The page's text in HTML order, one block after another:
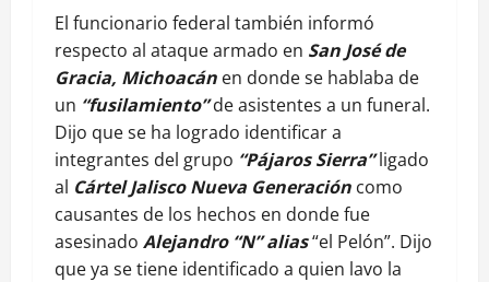
El funcionario federal también informó
respecto al ataque armado en San José de
Gracia, Michoacán en donde se hablaba de
un “fusilamiento”de asistentes a un funeral.
Dijo que se ha logrado identificar a
integrantes del grupo “Pájaros Sierra”ligado
al Cártel Jalisco Nueva Generación como
causantes de los hechos en donde fue
asesinado Alejandro “N” alias“el Pelón”. Dijo
que ya se tiene identificado a quien lavo la